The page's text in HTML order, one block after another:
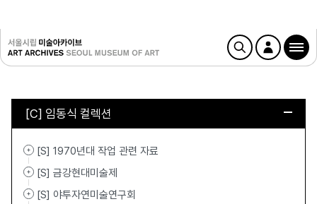
[C] 임동식 컬렉션
[S] 1970년대 작업 관련 자료
[S] 금강현대미술제
[S] 야투자연미술연구회